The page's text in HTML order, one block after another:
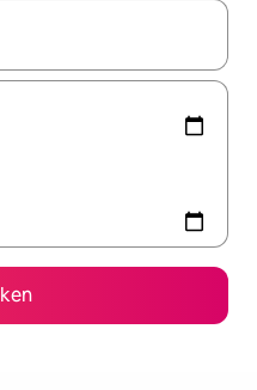
zijn, maak je een keuze